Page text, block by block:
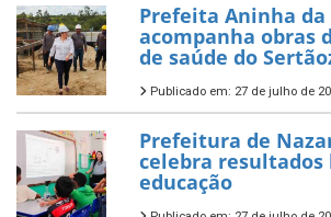
Prefeita Aninha da
acompanha obras
de saúde do
Publicado em: 27 de julho de
Prefeitura de
celebra resultados
educação